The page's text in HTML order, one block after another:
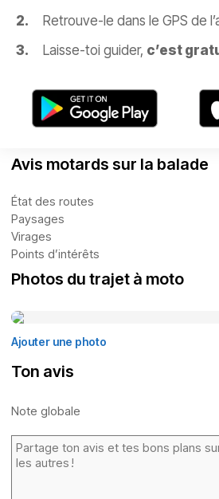
Retrouve-le dans le GPS de
Laisse-toi guider, c’est
Avis motards sur la balade
État des routes
Paysages
Virages
Points d’intérêts
Photos du trajet à moto
Ajouter une photo
Ton avis
Note globale